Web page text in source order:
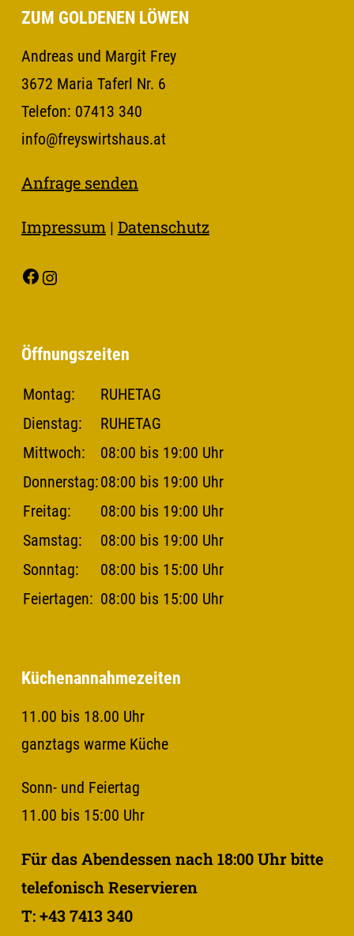
ZUM GOLDENEN LÖWEN
Andreas und Margit Frey
3672 Maria Taferl Nr. 6
Telefon: 07413 340
info@freyswirtshaus.at
Anfrage senden
Impressum| Datenschutz
Facebook
Öffnungszeiten
Montag:
RUHETAG
Dienstag:
RUHETAG
Mittwoch:
08:00 bis 19:00 Uhr
Donnerstag:08:00 bis 19:00 Uhr
Freitag:
08:00 bis 19:00 Uhr
Samstag:
08:00 bis 19:00 Uhr
Sonntag:
08:00 bis 15:00 Uhr
Feiertagen: 08:00 bis 15:00 Uhr
Küchenannahmezeiten
11.00 bis 18.00 Uhr
ganztags warme Küche
Sonn- und Feiertag
11.00 bis 15:00 Uhr
Für das Abendessen nach 18:00 Uhr bitte
telefonisch Reservieren
T: +43 7413 340